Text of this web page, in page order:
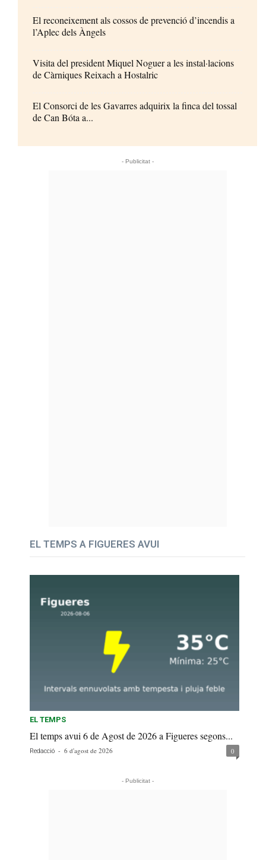
El reconeixement als cossos de prevenció d’incendis a
l’Aplec dels Àngels
Visita del president Miquel Noguer a les instal·lacions
de Càrniques Reixach a Hostalric
El Consorci de les Gavarres adquirix la finca del tossal
de Can Bóta a...
- Publicitat -
EL TEMPS A FIGUERES AVUI
EL TEMPS
El temps avui 6 de Agost de 2026 a Figueres segons...
Redacció - 6 d'agost de 2026 0
- Publicitat -